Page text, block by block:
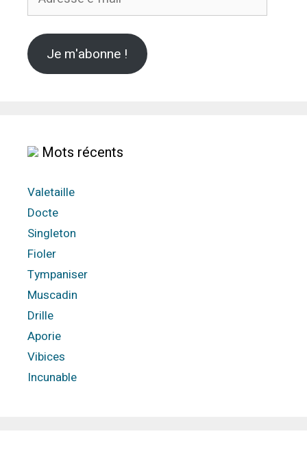
Je m'abonne !
Mots récents
Valetaille
Docte
Singleton
Fioler
Tympaniser
Muscadin
Drille
Aporie
Vibices
Incunable